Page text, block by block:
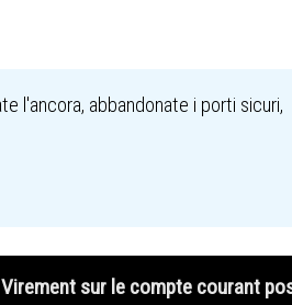
l'ancora, abbandonate i porti sicuri,
Virement sur le compte courant